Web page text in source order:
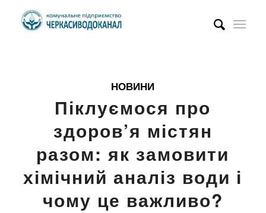
НОВИНИ
Піклуємося про
здоров’я містян
разом: як замовити
хімічний аналіз води і
чому це важливо?